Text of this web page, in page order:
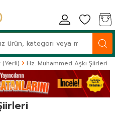
(Yerli) Hz. Muhammed Aşkı Şiirleri